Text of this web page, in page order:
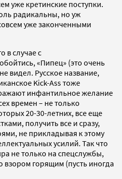
уже кретинские поступки.
радикальны, но уж
уже законченными
в случае с
«Пипец» (это очень
видел. Русское название,
Kick-Ass тоже
инфантильное желание
времен – не только
20-30-летних, все еще
получить все и сразу,
не прикладывая к этому
усилий. Так что
не только на спецслужбы,
горящим (пусть иногда